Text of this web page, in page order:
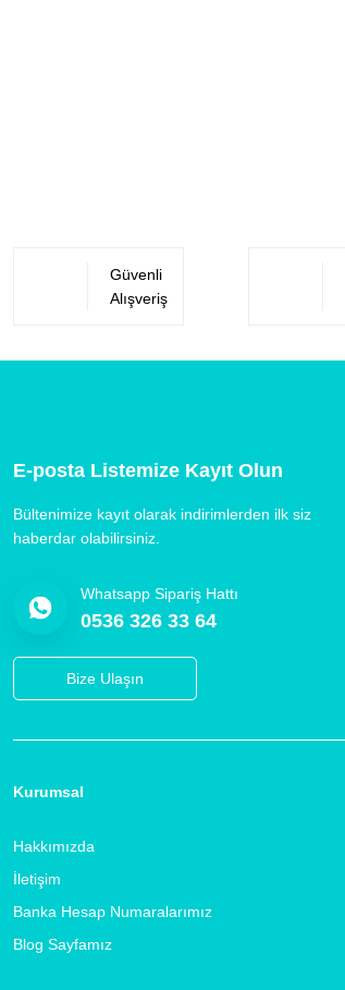
Güvenli
Alışveriş
E-posta Listemize Kayıt Olun
Bültenimize kayıt olarak indirimlerden ilk siz
haberdar olabilirsiniz.
Whatsapp Sipariş Hattı
0536 326 33 64
Bize Ulaşın
Kurumsal
Hakkımızda
İletişim
Banka Hesap Numaralarımız
Blog Sayfamız